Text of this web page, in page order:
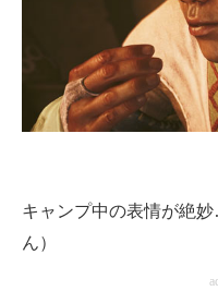
キャンプ中の表情が絶
ん）